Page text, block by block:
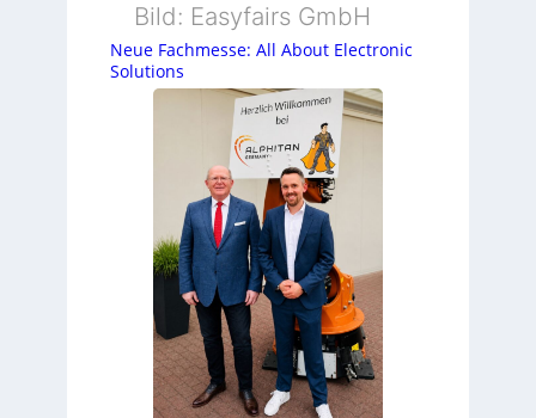
Bild: Easyfairs GmbH
Neue Fachmesse: All About Electronic
Solutions